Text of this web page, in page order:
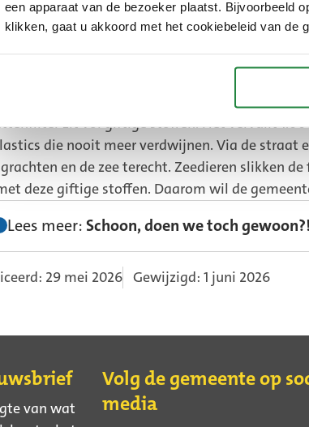
een apparaat van de bezoeker plaatst. Bijvoorbeeld
klikken, gaat u akkoord met het cookiebeleid van de
zit vol giftige stoffen. Het vervuilt
die nooit meer verdwijnen. Via de straat
en de zee terecht. Zeedieren slikken
deze giftige stoffen. Daarom wil de
Lees meer:Schoon, doen we toch gewoon?!
29 mei 2026 Gewijzigd: 1 juni 2026
van wat
Volg de gemeente op
media